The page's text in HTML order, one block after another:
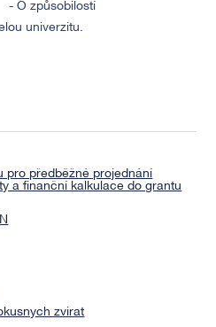
univerzitu.
pro předběžné projednání
a finanční kalkulace do grantu
zvirat